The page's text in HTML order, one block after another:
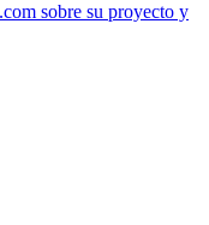
sobre su proyecto y